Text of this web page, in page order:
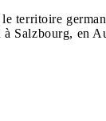
Salzbourg, en